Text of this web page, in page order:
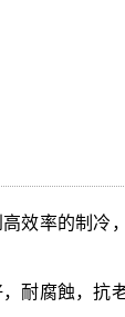
效率的制冷
耐腐蝕，抗